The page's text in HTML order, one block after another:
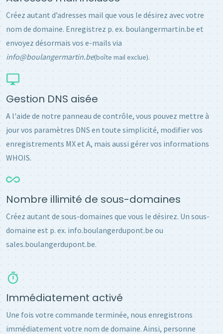
Créez autant d’adresses mail que vous le désirez avec votre
nom de domaine. Enregistrez p. ex. boulangermartin.be et
envoyez désormais vos e-mails via
info@boulangermartin.be(boîte mail exclue).
Gestion DNS aisée
A l'aide de notre panneau de contrôle, vous pouvez mettre à
jour vos paramètres DNS en toute simplicité, modifier vos
enregistrements MX et A, mais aussi gérer vos informations
WHOIS.
Nombre illimité de sous-domaines
Créez autant de sous-domaines que vous le désirez. Un sous-
domaine est p. ex. info.boulangerdupont.be ou
sales.boulangerdupont.be.
Immédiatement activé
Une fois votre commande terminée, nous enregistrons
immédiatement votre nom de domaine. Ainsi, personne